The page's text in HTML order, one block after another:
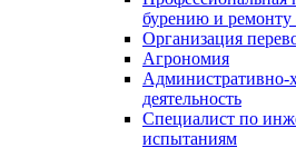
бурению и ремонту
Организация
Агрономия
Административно-
деятельность
Специалист по
испытаниям